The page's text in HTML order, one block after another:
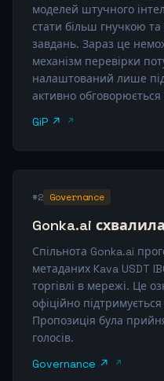
моделей штучного
стати більш гнучкою
завдань. Зараз це
механізм перевірки
налаштований лише
активно
GiP ↗
#2 Governance
Gonka.ai
Спільнота Gonka.ai
метаданих Kava USDT
торгівлі в мережі. Це
офіційно
Пропозиція була
голосів.
Governance ↗